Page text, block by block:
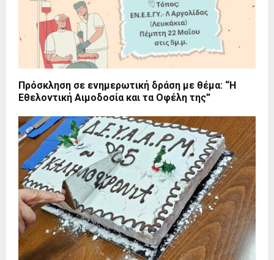
Πρόσκληση σε ενημερωτική δράση με θέμα: “Η
Εθελοντική Αιμοδοσία και τα Οφέλη της”